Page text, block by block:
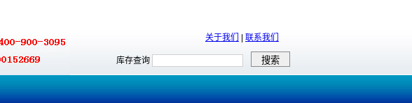
关于我们 联系我们
库存查询